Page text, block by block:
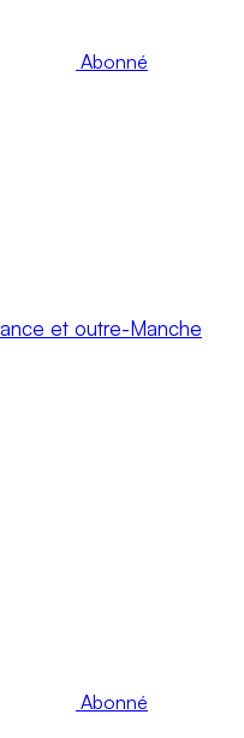
Abonné
et outre-Manche
Abonné